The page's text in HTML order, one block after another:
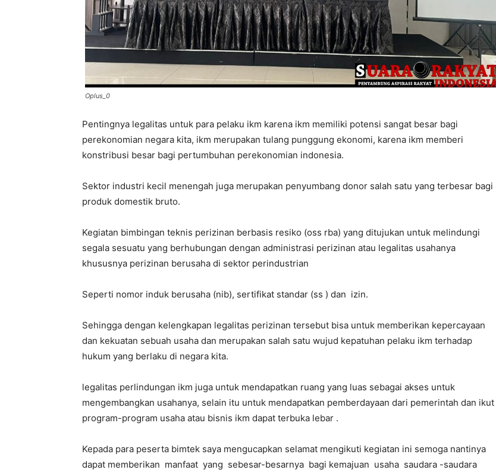
Oplus_0
Pentingnya legalitas untuk para pelaku ikm karena ikm memiliki potensi sangat besar bagi
perekonomian negara kita, ikm merupakan tulang punggung ekonomi, karena ikm memberi
konstribusi besar bagi pertumbuhan perekonomian indonesia.
Sektor industri kecil menengah juga merupakan penyumbang donor salah satu yang terbesar bagi
produk domestik bruto.
Kegiatan bimbingan teknis perizinan berbasis resiko (oss rba) yang ditujukan untuk melindungi
segala sesuatu yang berhubungan dengan administrasi perizinan atau legalitas usahanya
khususnya perizinan berusaha di sektor perindustrian
Seperti nomor induk berusaha (nib), sertifikat standar (ss ) dan izin.
Sehingga dengan kelengkapan legalitas perizinan tersebut bisa untuk memberikan kepercayaan
dan kekuatan sebuah usaha dan merupakan salah satu wujud kepatuhan pelaku ikm terhadap
hukum yang berlaku di negara kita.
legalitas perlindungan ikm juga untuk mendapatkan ruang yang luas sebagai akses untuk
mengembangkan usahanya, selain itu untuk mendapatkan pemberdayaan dari pemerintah dan ikut
program-program usaha atau bisnis ikm dapat terbuka lebar .
Kepada para peserta bimtek saya mengucapkan selamat mengikuti kegiatan ini semoga nantinya
dapat memberikan manfaat yang sebesar-besarnya bagi kemajuan usaha saudara -saudara